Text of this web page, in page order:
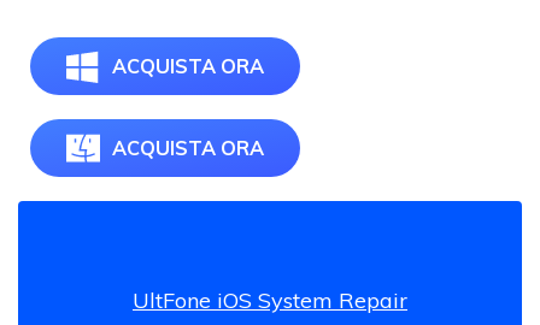
ACQUISTA ORA
ACQUISTA ORA
UltFone iOS System Repair